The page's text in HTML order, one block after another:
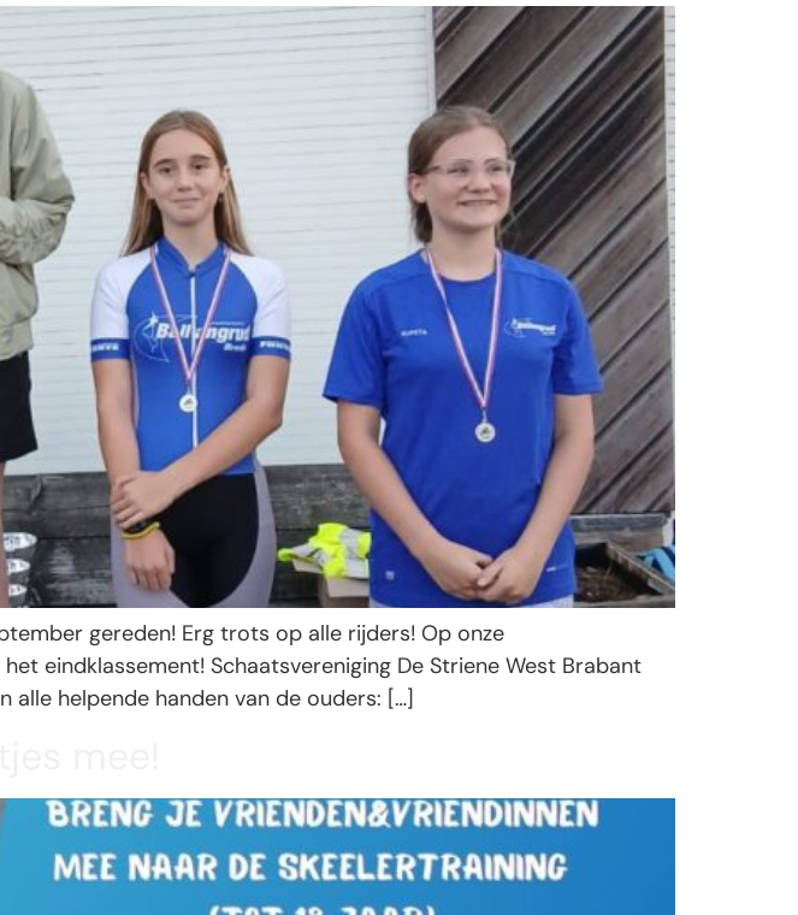
gereden! Erg trots op alle rijders! Op onze
eindklassement! Schaatsvereniging De Striene West Brabant
alle helpende handen van de ouders: […]